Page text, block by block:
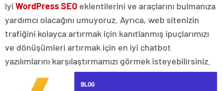
iyi WordPress SEO eklentilerini ve araçlarını bulmanıza
yardımcı olacağını umuyoruz. Ayrıca, web sitenizin
trafiğini kolayca artırmak için kanıtlanmış ipuçlarımızı
ve dönüşümleri artırmak için en iyi chatbot
yazılımlarını karşılaştırmamızı görmek isteyebilirsiniz.
BLOG